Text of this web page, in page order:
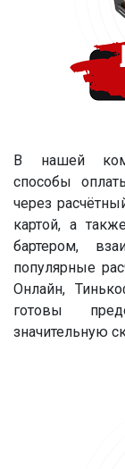
В нашей
способы
через
картой, а
бартером,
популярные
Онлайн,
готовы
значительную